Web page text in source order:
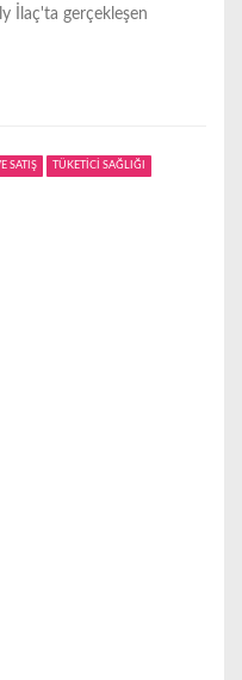
İlaç'ta gerçekleşen
SATIŞ TÜKETİCİ SAĞLIĞI